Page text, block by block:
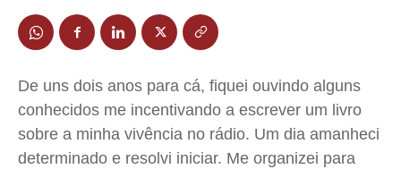
TV Século
Educação
Segurança
Meio Ambiente
TV Século
Educação
Segurança
Meio Ambiente
TV Século
Educação
Segurança
Meio Ambiente
TV Século
Educação
Segurança
Meio Ambiente
De uns dois anos para cá, fiquei ouvindo alguns
conhecidos me incentivando a escrever um livro
sobre a minha vivência no rádio. Um dia amanheci
determinado e resolvi iniciar. Me organizei para